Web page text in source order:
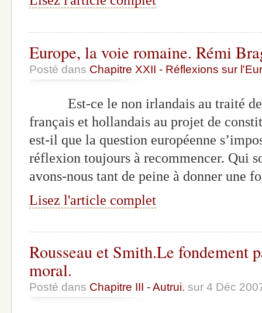
Europe, la voie romaine. Rémi
Posté dans Chapitre XXII - Réflexions sur
Est-ce le non irlandais au traité de
français et hollandais au projet de
est-il que la question européenne
réflexion toujours à recommencer. Qui
avons-nous tant de peine à donner une
Lisez l'article complet
Rousseau et Smith.Le fondement
moral.
Posté dans Chapitre III - Autrui. sur 4 Déc